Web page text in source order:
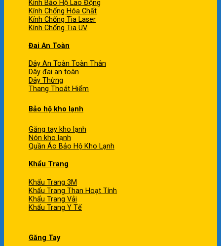
Kính Bảo Hộ Lao Động
Kính Chống Hóa Chất
Kính Chống Tia Laser
Kính Chống Tia UV
Đai An Toàn
Dây An Toàn Toàn Thân
Dây đai an toàn
Dây Thừng
Thang Thoát Hiểm
Bảo hộ kho lạnh
Găng tay kho lạnh
Nón kho lạnh
Quần Áo Bảo Hộ Kho Lạnh
Khẩu Trang
Khẩu Trang 3M
Khẩu Trang Than Hoạt Tính
Khẩu Trang Vải
Khẩu Trang Y Tế
Găng Tay